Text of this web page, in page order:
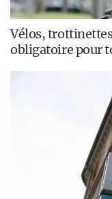
Vélos,
obligatoire pour